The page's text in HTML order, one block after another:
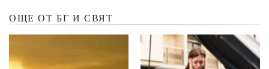
ОЩЕ ОТ БГ И СВЯТ